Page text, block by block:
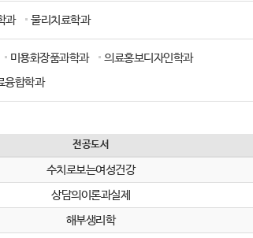
과 물리치료학과
미용화장품과학과
의료홍보디자인학과
융합학과
전공도서
수치로보는여성건강
상담의이론과실제
해부생리학